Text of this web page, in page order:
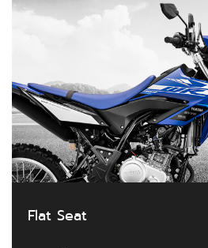
Flat Seat